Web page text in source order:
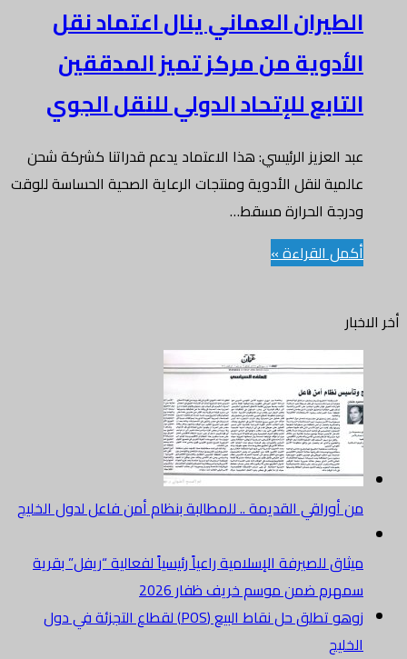
الطيران العماني ينال اعتماد نقل
الأدوية من مركز تميز المدققين
التابع للإتحاد الدولي للنقل الجوي
عبد العزيز الرئيسي: هذا الاعتماد يدعم قدراتنا كشركة شحن
عالمية لنقل الأدوية ومنتجات الرعاية الصحية الحساسة للوقت
ودرجة الحرارة مسقط…
أكمل القراءة »
أخر الاخبار
من أوراقي القديمة .. للمطالبة بنظام أمن فاعل لدول الخليج
ميثاق للصيرفة الإسلامية راعياً رئيسياً لفعالية “ريفل” بقرية
سمهرم ضمن موسم خريف ظفار 2026
زوهو تطلق حل نقاط البيع (POS) لقطاع التجزئة في دول
الخليج